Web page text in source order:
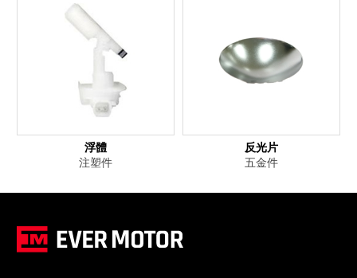
浮體
注塑件
反光片
五金件